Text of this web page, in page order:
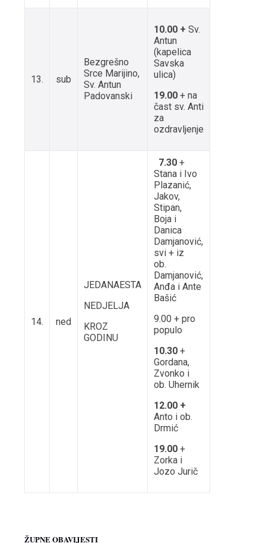
13. sub
Bezgrešno
Srce Marijino,
Sv. Antun
Padovanski
10.00 + Sv.
Antun
(kapelica
Savska
ulica)
19.00 + na
čast sv. Anti
za
ozdravljenje
14. ned
JEDANAESTA
NEDJELJA
KROZ
GODINU
7.30 +
Stana i Ivo
Plazanić,
Jakov,
Stipan,
Boja i
Danica
Damjanović,
svi + iz
ob.
Damjanović,
Anđa i Ante
Bašić
9.00 + pro
populo
10.30 +
Gordana,
Zvonko i
ob. Uhernik
12.00 +
Anto i ob.
Drmić
19.00 +
Zorka i
Jozo Jurič
ŽUPNE OBAVIJESTI